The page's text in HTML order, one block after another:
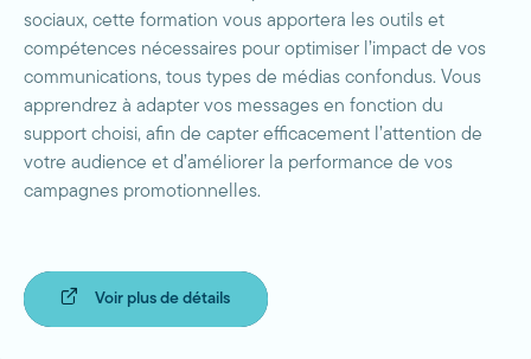
sociaux, cette formation vous apportera les outils et
compétences nécessaires pour optimiser l’impact de vos
communications, tous types de médias confondus. Vous
apprendrez à adapter vos messages en fonction du
support choisi, afin de capter efficacement l’attention de
votre audience et d’améliorer la performance de vos
campagnes promotionnelles.
Voir plus de détails